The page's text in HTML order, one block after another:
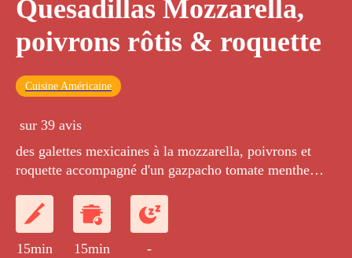
Quesadillas Mozzarella,
poivrons rôtis & roquette
Cuisine Américaine
sur 39 avis
des galettes mexicaines à la mozzarella, poivrons et
roquette accompagné d'un gazpacho tomate menthe
15min 15min -